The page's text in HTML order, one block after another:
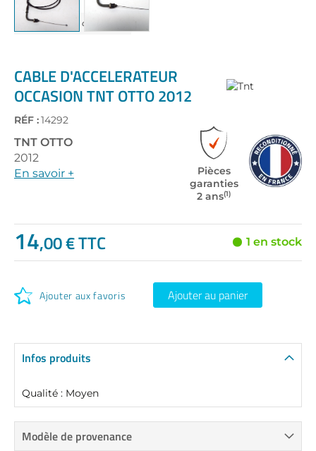
the
beginning
of
the
images
gallery
CABLE D'ACCELERATEUR
OCCASION TNT OTTO 2012
RÉF :14292
TNT OTTO
2012
En savoir +
Pièces
garanties
2 ans(1)
14,00 € TTC 1 en stock
Ajouter aux favoris Ajouter au panier
Infos produits
Qualité : Moyen
Modèle de provenance